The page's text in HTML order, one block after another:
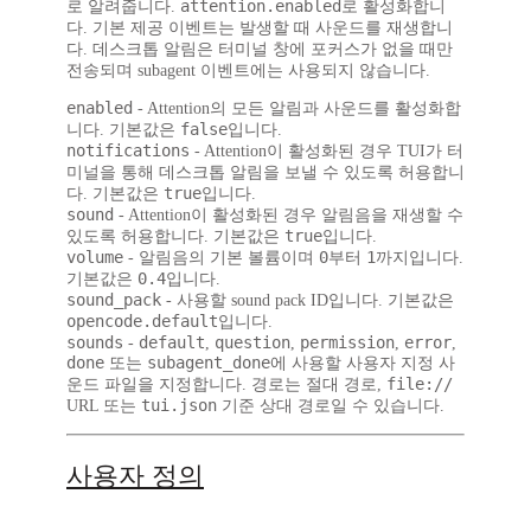
로 알려줍니다. attention.enabled 로 활성화합니
다. 기본 제공 이벤트는 발생할 때 사운드를 재생합니
다. 데스크톱 알림은 터미널 창에 포커스가 없을 때만
전송되며 subagent 이벤트에는 사용되지 않습니다.
enabled - Attention의 모든 알림과 사운드를 활성화합
니다. 기본값은 false입니다.
notifications - Attention이 활성화된 경우 TUI가 터
미널을 통해 데스크톱 알림을 보낼 수 있도록 허용합니
다. 기본값은 true입니다.
sound - Attention이 활성화된 경우 알림음을 재생할 수
있도록 허용합니다. 기본값은 true입니다.
volume - 알림음의 기본 볼륨이며 0부터 1까지입니다.
기본값은 0.4입니다.
sound_pack - 사용할 sound pack ID입니다. 기본값은
opencode.default입니다.
sounds - default, question, permission, error,
done 또는 subagent_done에 사용할 사용자 지정 사
운드 파일을 지정합니다. 경로는 절대 경로, file://
URL 또는 tui.json 기준 상대 경로일 수 있습니다.
사용자 정의